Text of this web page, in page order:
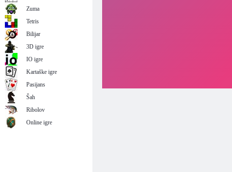
Zuma
Tetris
Bilijar
3D igre
IO igre
Kartaške igre
Pasijans
Šah
Ribolov
Online igre